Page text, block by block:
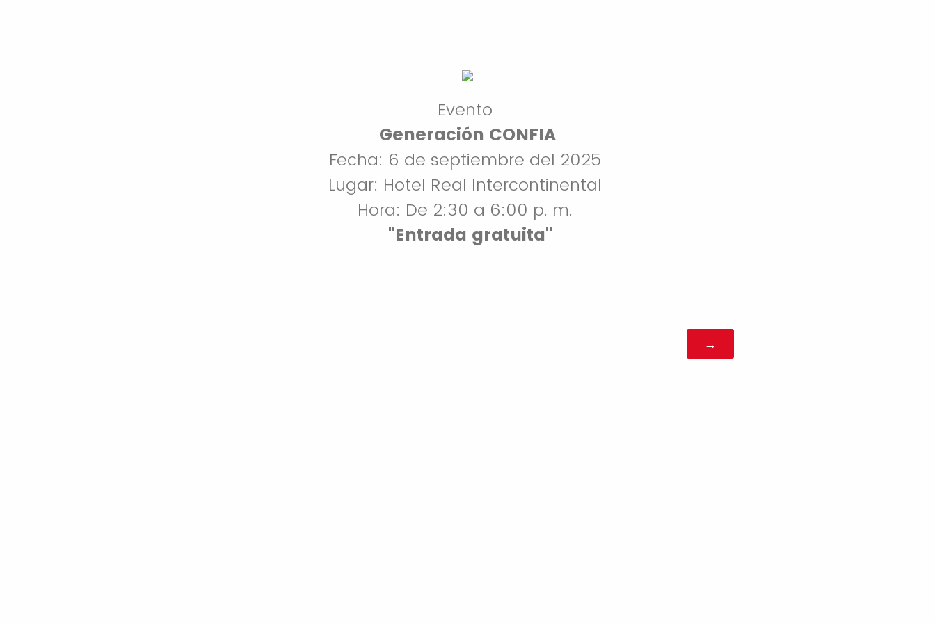
Evento
Generación CONFIA
Fecha: 6 de septiembre del 2025
Lugar: Hotel Real Intercontinental
Hora: De 2:30 a 6:00 p. m.
"Entrada gratuita"